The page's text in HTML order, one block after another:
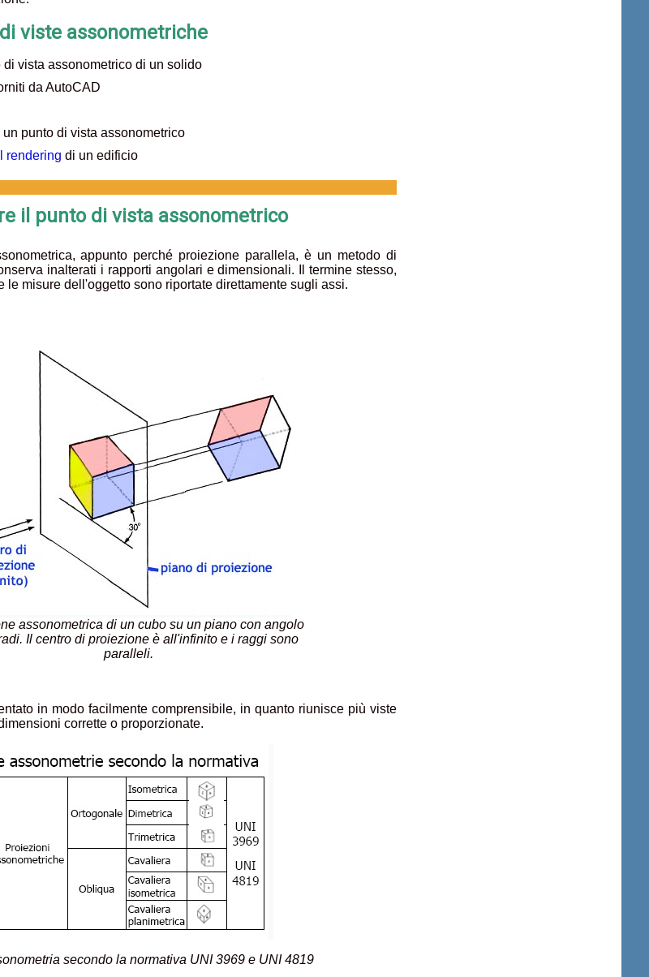
viste assonometriche
vista assonometrico di un solido
da AutoCAD
punto di vista assonometrico
rendering di un edificio
il punto di vista assonometrico
appunto perché proiezione parallela, è un metodo di
inalterati i rapporti angolari e dimensionali. Il termine stesso,
le misure dell'oggetto sono riportate direttamente sugli assi.
assonometrica di un cubo su un piano con angolo
Il centro di proiezione è all'infinito e i raggi sono
paralleli.
in modo facilmente comprensibile, in quanto riunisce più viste
corrette o proporzionate.
secondo la normativa UNI 3969 e UNI 4819